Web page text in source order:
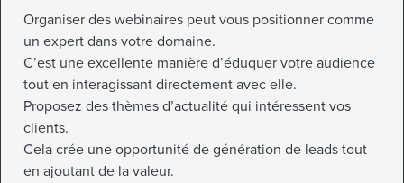
Organiser des webinaires peut vous positionner comme
un expert dans votre domaine.
C’est une excellente manière d’éduquer votre audience
tout en interagissant directement avec elle.
Proposez des thèmes d’actualité qui intéressent vos
clients.
Cela crée une opportunité de génération de leads tout
en ajoutant de la valeur.